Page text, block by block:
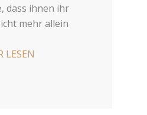
dass ihnen ihr
mehr allein
LESEN